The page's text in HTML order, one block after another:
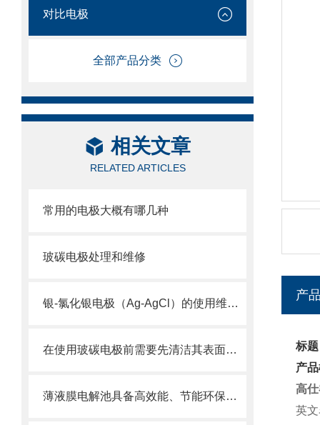
对比电极
全部产品分类
相关文章
RELATED ARTICLES
常用的电极大概有哪几种
玻碳电极处理和维修
银-氯化银电极（Ag-AgCl）的使用维护及注意事项
在使用玻碳电极前需要先清洁其表面会产生的各种含氧基团
薄液膜电解池具备高效能、节能环保和可控性强的优势
产
标
产
高
英